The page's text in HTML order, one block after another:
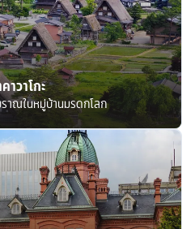
าวาโกะ
าณในหมู่บ้านมรดกโลก